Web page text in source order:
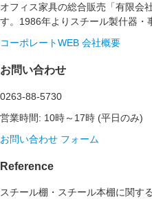
オフィス家具の総合販売「有限会
す。1986年よりスチール製什器・
コーポレートWEB 会社概要
お問い合わせ
0263-88-5730
営業時間: 10時～17時 (平日のみ)
お問い合わせ フォーム
Reference
スチール棚・スチール本棚に関す